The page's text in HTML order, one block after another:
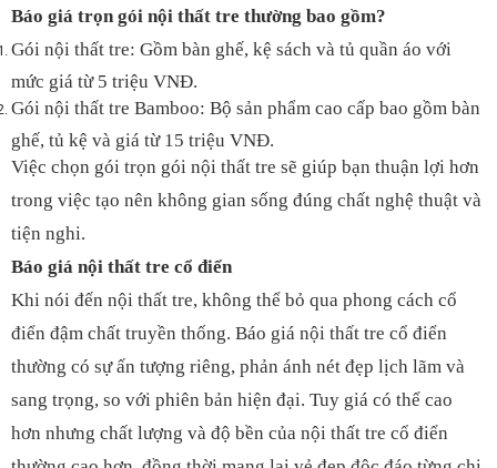
Báo giá trọn gói nội thất tre thường bao gồm?
Gói nội thất tre: Gồm bàn ghế, kệ sách và tủ quần áo với
mức giá từ 5 triệu VNĐ.
Gói nội thất tre Bamboo: Bộ sản phẩm cao cấp bao gồm bàn
ghế, tủ kệ và giá từ 15 triệu VNĐ.
Việc chọn gói trọn gói nội thất tre sẽ giúp bạn thuận lợi hơn
trong việc tạo nên không gian sống đúng chất nghệ thuật và
tiện nghi.
Báo giá nội thất tre cổ điển
Khi nói đến nội thất tre, không thể bỏ qua phong cách cổ
điển đậm chất truyền thống. Báo giá nội thất tre cổ điển
thường có sự ấn tượng riêng, phản ánh nét đẹp lịch lãm và
sang trọng, so với phiên bản hiện đại. Tuy giá có thể cao
hơn nhưng chất lượng và độ bền của nội thất tre cổ điển